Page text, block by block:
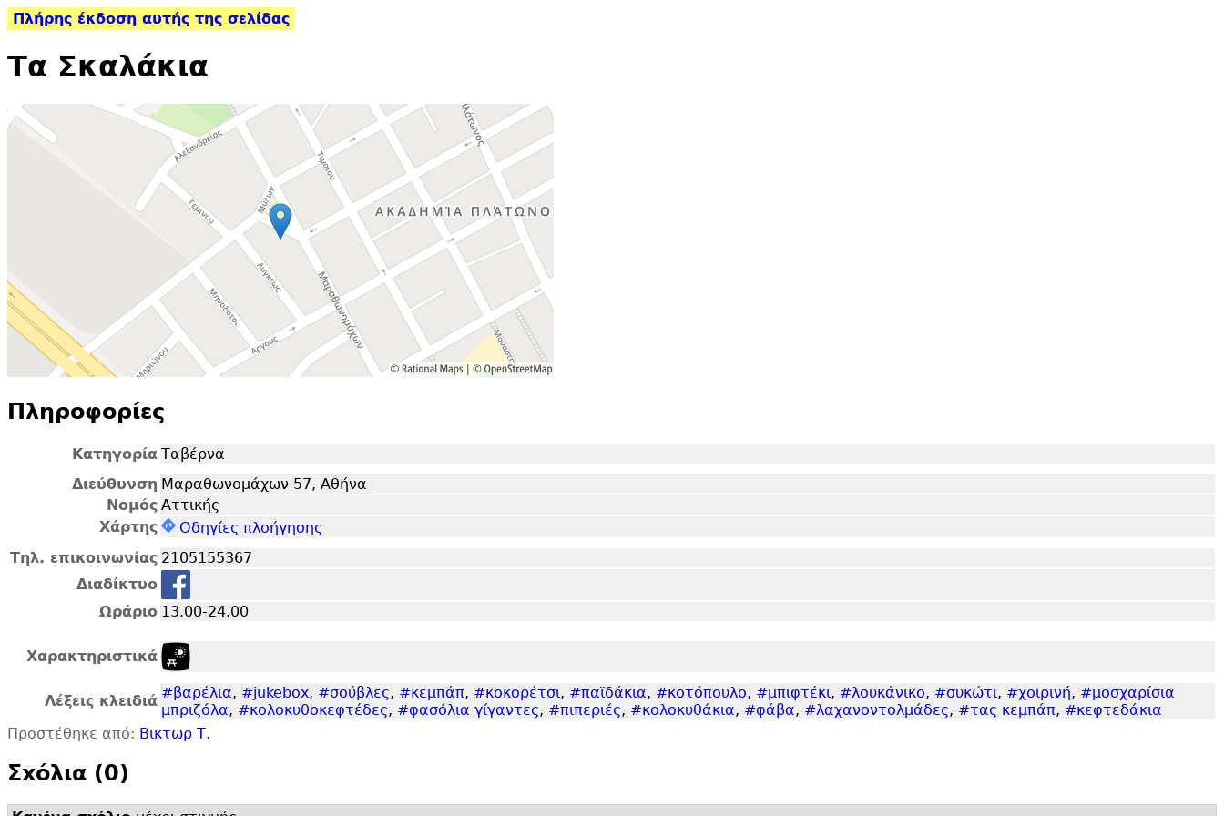
Πλήρης έκδοση αυτής της σελίδας
Τα Σκαλάκια
Πληροφορίες
Κατηγορία Ταβέρνα
Διεύθυνση Μαραθωνομάχων 57, Αθήνα
Νομός Αττικής
Χάρτης
Οδηγίες πλοήγησης
Τηλ. επικοινωνίας 2105155367
Διαδίκτυο
Ωράριο 13.00-24.00
Χαρακτηριστικά
Λέξεις κλειδιά #βαρέλια, #jukebox, #σούβλες, #κεμπάπ, #κοκορέτσι, #παϊδάκια, #κοτόπουλο, #μπιφτέκι, #λουκάνικο, #συκώτι, #χοιρινή, #μοσχαρίσια
μπριζόλα, #κολοκυθοκεφτέδες, #φασόλια γίγαντες, #πιπεριές, #κολοκυθάκια, #φάβα, #λαχανοντολμάδες, #τας κεμπάπ, #κεφτεδάκια
Προστέθηκε από: Βικτωρ Τ.
Σxόλια (0)